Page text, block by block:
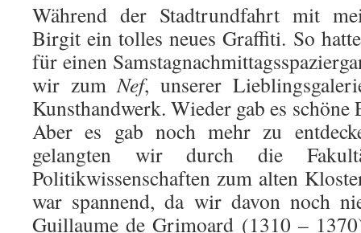
Während der Stadtrundfahrt mit
Birgit ein tolles neues Graffiti. So
für einen
wir zumNef, unserer
Kunsthandwerk. Wieder gab es schöne
Aber es gab noch mehr zu
gelangten wir durch die
Politikwissenschaften zum alten
war spannend, da wir davon noch
Guillaume de Grimoard (1310 –